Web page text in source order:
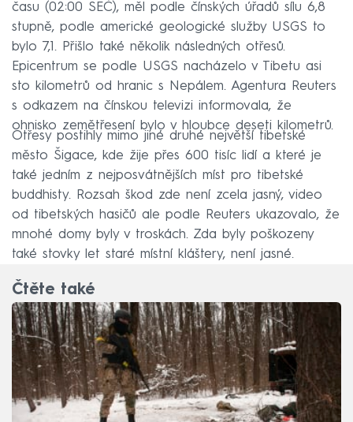
času (02:00 SEČ), měl podle čínských úřadů sílu 6,8
stupně, podle americké geologické služby USGS to
bylo 7,1. Přišlo také několik následných otřesů.
Epicentrum se podle USGS nacházelo v Tibetu asi
sto kilometrů od hranic s Nepálem. Agentura Reuters
s odkazem na čínskou televizi informovala, že
ohnisko zemětřesení bylo v hloubce deseti kilometrů.
Otřesy postihly mimo jiné druhé největší tibetské
město Šigace, kde žije přes 600 tisíc lidí a které je
také jedním z nejposvátnějších míst pro tibetské
buddhisty. Rozsah škod zde není zcela jasný, video
od tibetských hasičů ale podle Reuters ukazovalo, že
mnohé domy byly v troskách. Zda byly poškozeny
také stovky let staré místní kláštery, není jasné.
Čtěte také